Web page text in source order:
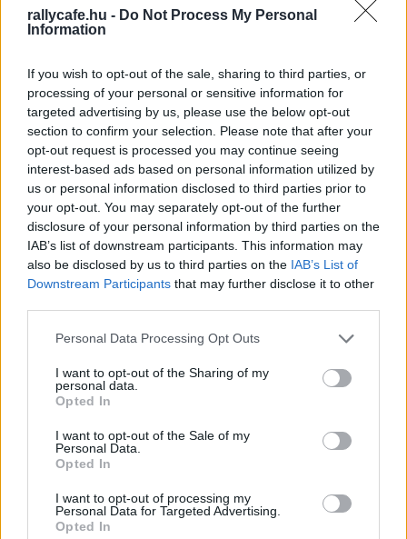
rallycafe.hu - Do Not Process My Personal
Information
If you wish to opt-out of the sale, sharing to third parties, or
processing of your personal or sensitive information for
targeted advertising by us, please use the below opt-out
section to confirm your selection. Please note that after your
opt-out request is processed you may continue seeing
interest-based ads based on personal information utilized by
us or personal information disclosed to third parties prior to
your opt-out. You may separately opt-out of the further
disclosure of your personal information by third parties on the
IAB’s list of downstream participants. This information may
also be disclosed by us to third parties on the IAB’s List of
Downstream Participants that may further disclose it to other
Please note that this website/app uses one or more Google
not limited to your visit or usage behaviour. You may click to
grant or deny consent to Google and its third-party tags to
use your data for below specified purposes in below Google
consent section.
Personal Data Processing Opt Outs
I want to opt-out of the Sharing of my
personal data.
Opted In
I want to opt-out of the Sale of my
Personal Data.
Opted In
I want to opt-out of processing my
Personal Data for Targeted Advertising.
Opted In
Norris aranyozott sisakban ült vissza a
Bognár Viktor - 2025. december 9.
Debütáló pilóták és fiatalok – Abu-Dzabiban
elkezdődött a 2025-ös F1-es szezon
Bognár Viktor - 2024. december 10.